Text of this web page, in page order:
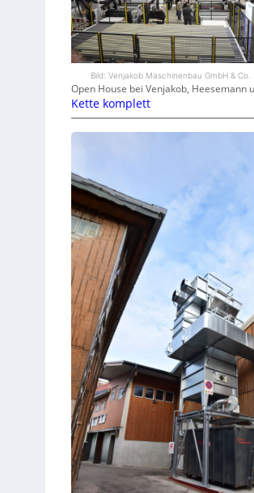
Bild: Venjakob Maschinenbau GmbH & Co.
Open House bei Venjakob, Heesemann
Kette komplett